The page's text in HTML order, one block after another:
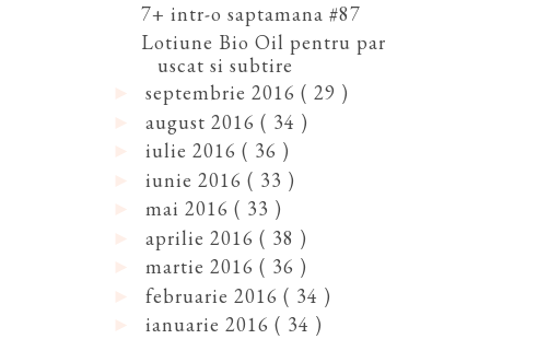
7+ intr-o saptamana #87
Lotiune Bio Oil pentru par
uscat si subtire
septembrie 2016 ( 29 )
august 2016 ( 34 )
iulie 2016 ( 36 )
iunie 2016 ( 33 )
mai 2016 ( 33 )
aprilie 2016 ( 38 )
martie 2016 ( 36 )
februarie 2016 ( 34 )
ianuarie 2016 ( 34 )